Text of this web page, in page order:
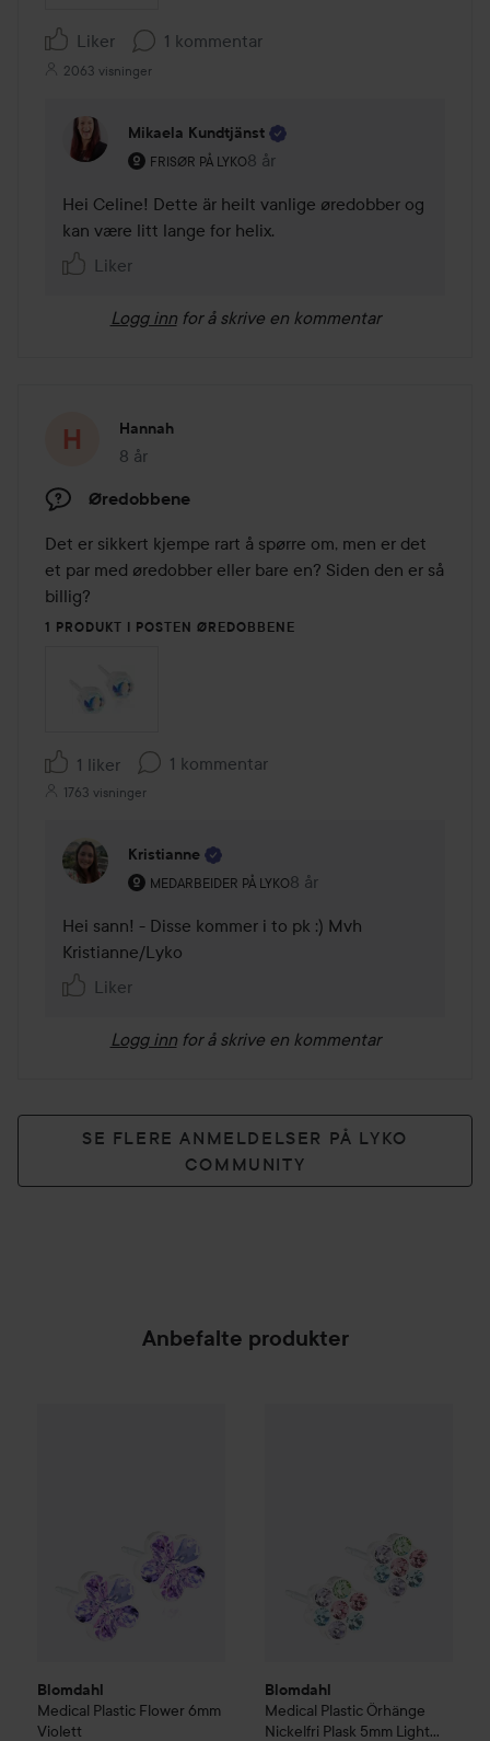
Liker 1 kommentar
2063 visninger
Mikaela Kundtjänst
FRISØR PÅ LYKO
Brukerens rolle: Frisør på Lyko.
8 år
Kommentaren lades 8 år
Hei Celine! Dette är heilt vanlige øredobber og
kan være litt lange for helix.
Liker
Logg inn for å skrive en kommentar
Hannah
8 år
Innlegget ble opprettet 8 år
Øredobbene
Det er sikkert kjempe rart å spørre om, men er det
et par med øredobber eller bare en? Siden den er så
billig?
1 PRODUKT I POSTEN ØREDOBBENE
1 liker 1 kommentar
1763 visninger
Kristianne
MEDARBEIDER PÅ LYKO
Brukerens rolle: Medarbeider på Lyko.
8 år
Kommentaren lades 8 år
Hei sann! - Disse kommer i to pk :) Mvh
Kristianne/Lyko
Liker
Logg inn for å skrive en kommentar
SE FLERE ANMELDELSER PÅ LYKO
COMMUNITY
Anbefalte produkter
Blomdahl
Medical Plastic Flower 6mm
Violett
Blomdahl
Medical Plastic Örhänge
Nickelfri Plask 5mm Light